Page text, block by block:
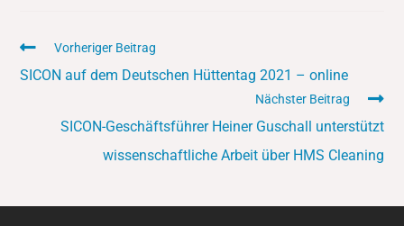
Vorheriger Beitrag
SICON auf dem Deutschen Hüttentag 2021 – online
Nächster Beitrag
SICON-Geschäftsführer Heiner Guschall unterstützt
wissenschaftliche Arbeit über HMS Cleaning